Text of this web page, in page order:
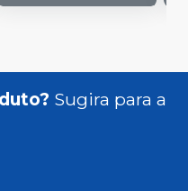
Sugira para a